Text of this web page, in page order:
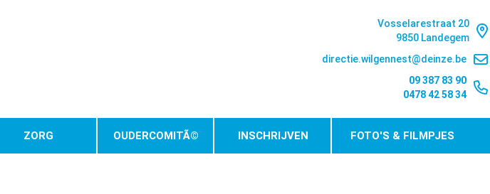
Vosselarestraat 20
9850 Landegem
directie.wilgennest@deinze.be
09 387 83 90
0478 42 58 34
ZORG OUDERCOMITÃ© INSCHRIJVEN FOTO'S & FILMPJES